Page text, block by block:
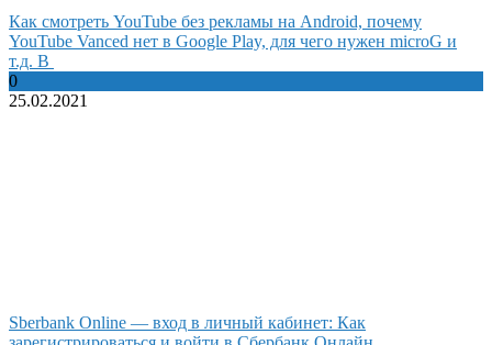
Как смотреть YouTube без рекламы на Android, почему
YouTube Vanced нет в Google Play, для чего нужен microG и
т.д. В
0
25.02.2021
Sberbank Online — вход в личный кабинет: Как